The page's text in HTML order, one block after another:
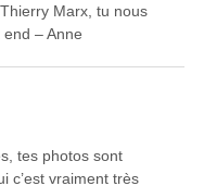
Marx, tu nous
– Anne
tes photos sont
c’est vraiment très